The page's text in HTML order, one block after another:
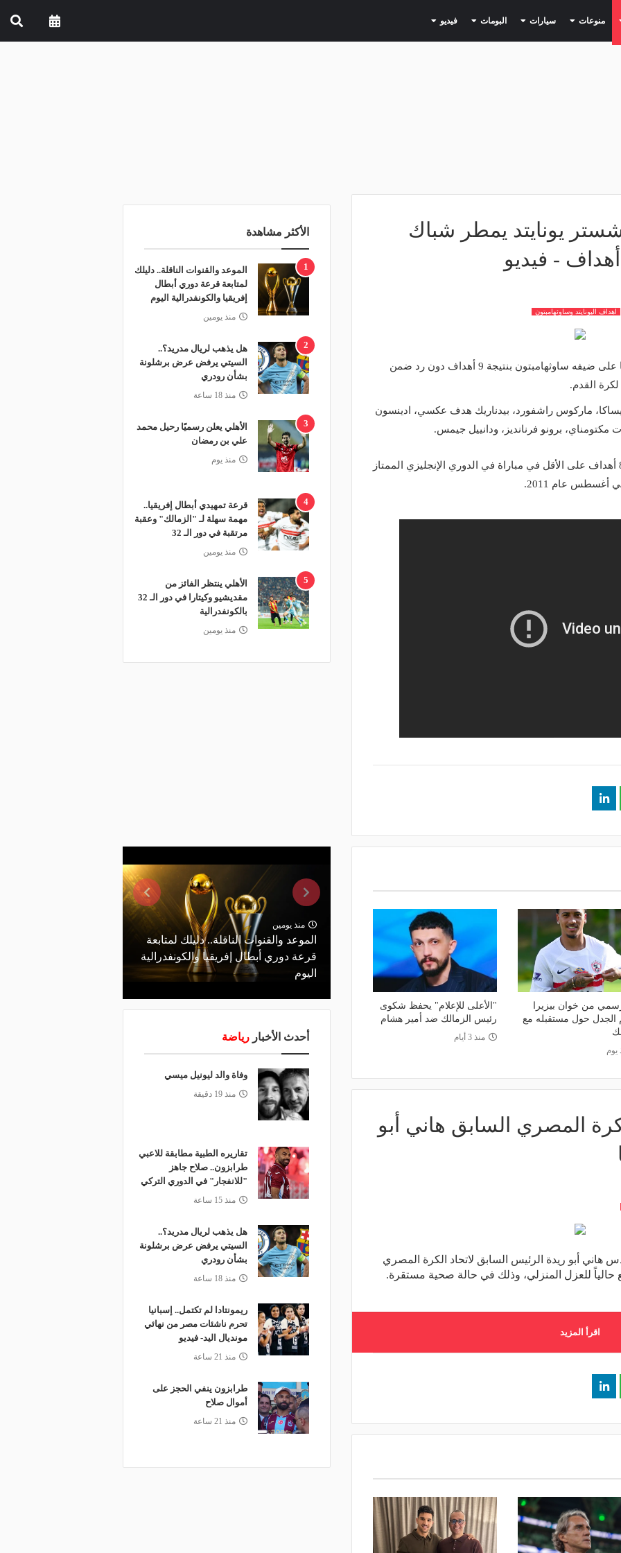
(current) منوعات (current) سيارات (current) البومات (current) فيديو (current)
يونايتد يمطر شباك
- فيديو
اهداف اليونايتد وساوثهامبتون
حقق فريق مانشستر يونايتد فوزًا ساحقًا على ضيفه ساوثهامبتون بنتيجة 9 أهداف دون رد ضمن
ماركوس راشفورد، بيدناريك هدف عكسي، ادينسون
برونو فرنانديز، ودانييل جيمس.
وبذلك يكون مانشستر يونايتد قد سجل 8 أهداف على الأقل في مباراة في الدوري الإنجليزي الممتاز
من خوان بيزيرا
الجدل حول مستقبله مع
يوم
"الأعلى للإعلام" يحفظ شكوى
رئيس الزمالك ضد أمير هشام
منذ 3 أيام
المصري السابق هاني أبو
أبو ريدة الرئيس السابق لاتحاد الكرة المصري
حالياً للعزل المنزلي، وذلك في حالة صحية مستقرة.
اقرأ المزيد
الأكثر مشاهدة
1
الموعد والقنوات الناقلة.. دليلك
لمتابعة قرعة دوري أبطال
إفريقيا والكونفدرالية اليوم
منذ يومين
2
هل يذهب لريال مدريد؟..
السيتي يرفض عرض برشلونة
بشأن رودري
منذ 18 ساعة
3
الأهلي يعلن رسميًا رحيل محمد
علي بن رمضان
منذ يوم
4
قرعة تمهيدي أبطال إفريقيا..
مهمة سهلة لـ "الزمالك" وعقبة
مرتقبة في دور الـ 32
منذ يومين
5
الأهلي ينتظر الفائز من
مقديشيو وكيتارا في دور الـ 32
بالكونفدرالية
منذ يومين
منذ يومين
الموعد والقنوات الناقلة.. دليلك لمتابعة
قرعة دوري أبطال إفريقيا والكونفدرالية
اليوم
هل يذهب لريال مدريد؟.. السيتي يرفض
عرض برشلونة بشأن رودري
محمد علي بن
أحدث الأخبار رياضة
وفاة والد ليونيل ميسي
منذ 19 دقيقة
تقاريره الطبية مطابقة للاعبي
طرابزون.. صلاح جاهز
"للانفجار" في الدوري التركي
منذ 15 ساعة
هل يذهب لريال مدريد؟..
السيتي يرفض عرض برشلونة
بشأن رودري
منذ 18 ساعة
ريمونتادا لم تكتمل.. إسبانيا
تحرم ناشئات مصر من نهائي
مونديال اليد- فيديو
منذ 21 ساعة
طرابزون ينفي الحجز على
أموال صلاح
منذ 21 ساعة